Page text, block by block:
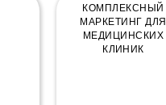
КОМПЛЕКСНЫЙ
МАРКЕТИНГ ДЛЯ
МЕДИЦИНСКИХ
КЛИНИК